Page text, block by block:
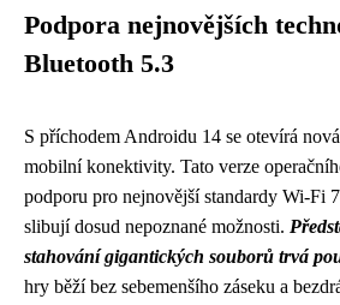
Podpora nejnovějších
Bluetooth 5.3
S příchodem Androidu 14 se otevírá
mobilní konektivity. Tato verze
podporu pro nejnovější standardy Wi-Fi
slibují dosud nepoznané možnosti.
stahování gigantických souborů trvá
hry běží bez sebemenšího záseku a